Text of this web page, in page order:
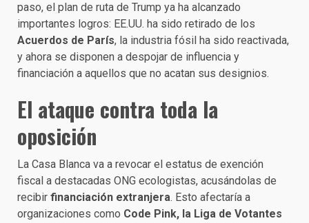
paso, el plan de ruta de Trump ya ha alcanzado
importantes logros: EE.UU. ha sido retirado de los
Acuerdos de París, la industria fósil ha sido reactivada,
y ahora se disponen a despojar de influencia y
financiación a aquellos que no acatan sus designios.
El ataque contra toda la
oposición
La Casa Blanca va a revocar el estatus de exención
fiscal a destacadas ONG ecologistas, acusándolas de
recibir financiación extranjera. Esto afectaría a
organizaciones como Code Pink, la Liga de Votantes